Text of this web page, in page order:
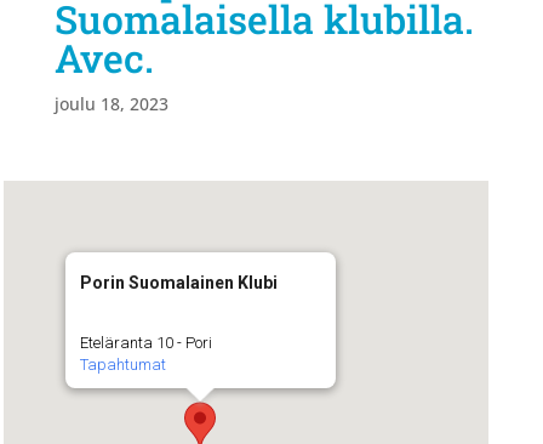
Suomalaisella klubilla.
Avec.
joulu 18, 2023
Porin Suomalainen Klubi
Eteläranta 10 - Pori
Tapahtumat